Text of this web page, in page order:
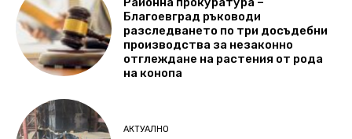
Благоевград ръководи
разследването по три досъдебни
производства за незаконно
отглеждане на растения от рода
на конопа
АКТУАЛНО